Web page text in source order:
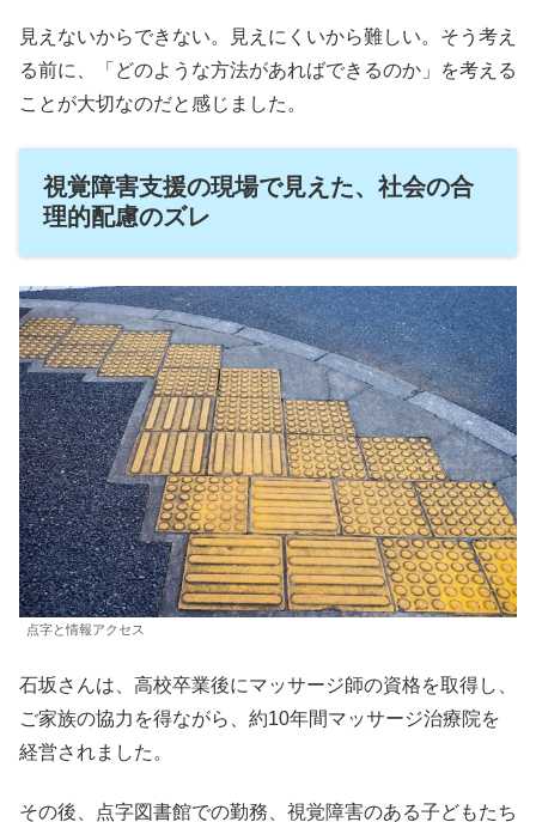
見えないからできない。見えにくいから難しい。そう考え
る前に、「どのような方法があればできるのか」を考える
ことが大切なのだと感じました。
視覚障害支援の現場で見えた、社会の合
理的配慮のズレ
点字と情報アクセス
石坂さんは、高校卒業後にマッサージ師の資格を取得し、
ご家族の協力を得ながら、約10年間マッサージ治療院を
経営されました。
その後、点字図書館での勤務、視覚障害のある子どもたち